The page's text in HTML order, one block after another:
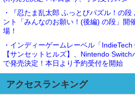
・『忍たま乱太郎 ふっとびパズル！の
ント「みんなのお願い！(後編) の段」開
場！
・インディーゲームレーベル「
【サンセットヒルズ】、Nintendo
で発売決定！本日より予約受付を開始
アクセスランキング